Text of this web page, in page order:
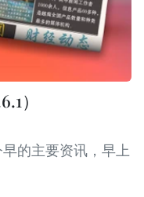
）
的主要资讯，早上